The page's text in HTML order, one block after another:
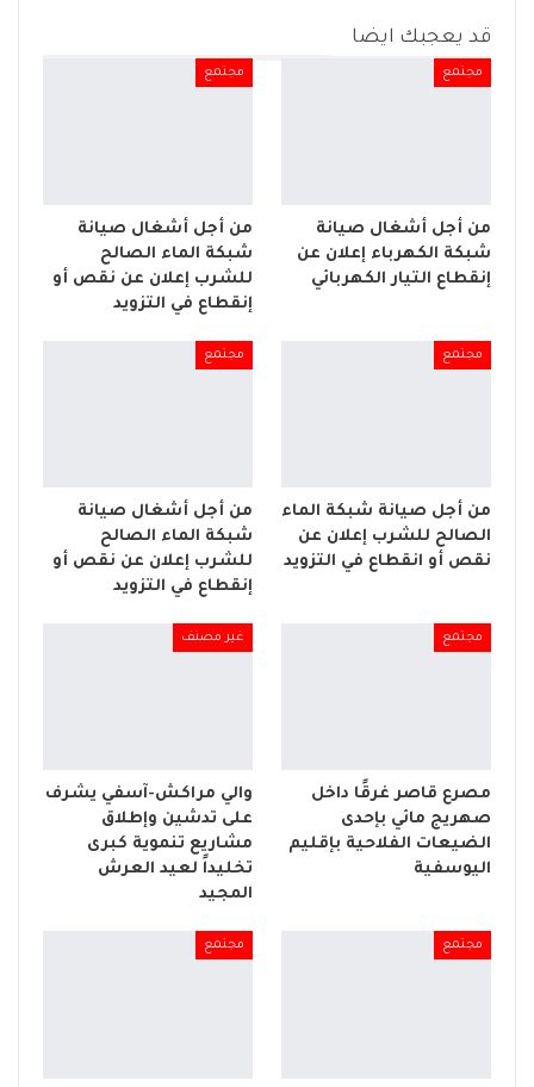
قد يعجبك ايضا
مجتمع
من أجل أشغال صيانة
شبكة الكهرباء إعلان عن
إنقطاع التيار الكهربائي
مجتمع
من أجل أشغال صيانة
شبكة الماء الصالح
للشرب إعلان عن نقص أو
إنقطاع في التزويد
مجتمع
من أجل صيانة شبكة الماء
الصالح للشرب إعلان عن
نقص أو انقطاع في التزويد
مجتمع
من أجل أشغال صيانة
شبكة الماء الصالح
للشرب إعلان عن نقص أو
إنقطاع في التزويد
مجتمع
مصرع قاصر غرقًا داخل
صهريج مائي بإحدى
الضيعات الفلاحية بإقليم
اليوسفية
غير مصنف
والي مراكش-آسفي يشرف
على تدشين وإطلاق
مشاريع تنموية كبرى
تخليداً لعيد العرش
المجيد
مجتمع مجتمع